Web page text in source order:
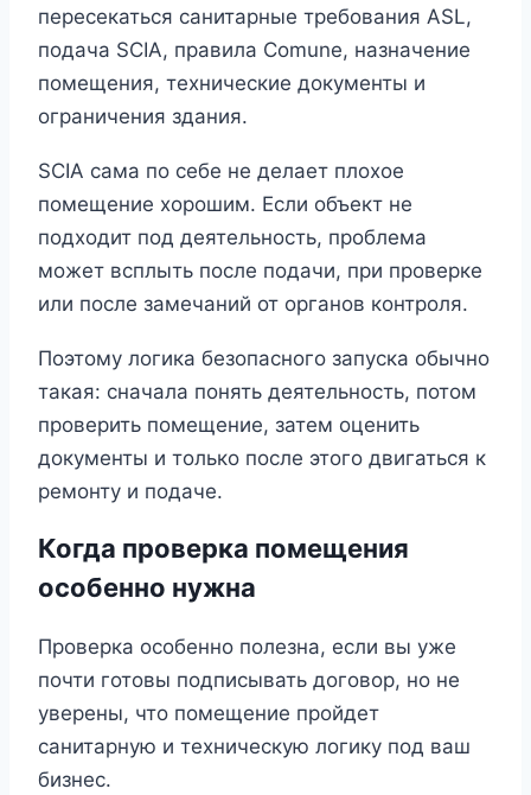
пересекаться санитарные требования ASL,
подача SCIA, правила Comune, назначение
помещения, технические документы и
ограничения здания.
SCIA сама по себе не делает плохое
помещение хорошим. Если объект не
подходит под деятельность, проблема
может всплыть после подачи, при проверке
или после замечаний от органов контроля.
Поэтому логика безопасного запуска обычно
такая: сначала понять деятельность, потом
проверить помещение, затем оценить
документы и только после этого двигаться к
ремонту и подаче.
Когда проверка помещения
особенно нужна
Проверка особенно полезна, если вы уже
почти готовы подписывать договор, но не
уверены, что помещение пройдет
санитарную и техническую логику под ваш
бизнес.